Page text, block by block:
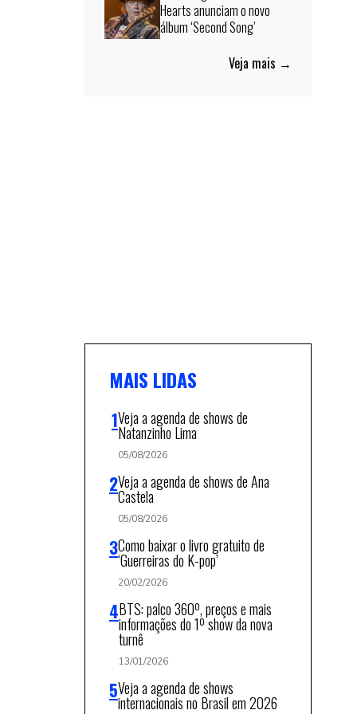
Hearts anunciam o novo
álbum ‘Second Song’
Veja mais →
MAIS LIDAS
Veja a agenda de shows de
Natanzinho Lima
05/08/2026
Veja a agenda de shows de Ana
Castela
05/08/2026
Como baixar o livro gratuito de
‘Guerreiras do K-pop’
20/02/2026
BTS: palco 360º, preços e mais
informações do 1º show da nova
turnê
13/01/2026
Veja a agenda de shows
internacionais no Brasil em 2026